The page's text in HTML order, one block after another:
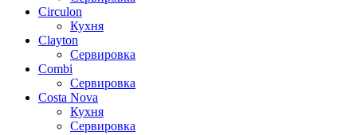
Circulon
Кухня
Clayton
Сервировка
Combi
Сервировка
Costa Nova
Кухня
Сервировка